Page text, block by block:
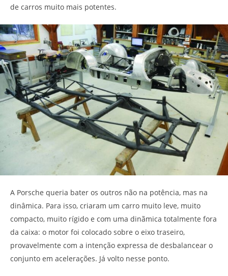
de carros muito mais potentes.
A Porsche queria bater os outros não na potência, mas na
dinâmica. Para isso, criaram um carro muito leve, muito
compacto, muito rígido e com uma dinãmica totalmente fora
da caixa: o motor foi colocado sobre o eixo traseiro,
provavelmente com a intenção expressa de desbalancear o
conjunto em acelerações. Já volto nesse ponto.